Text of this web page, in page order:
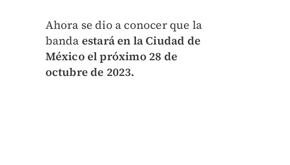
Ahora se dio a conocer que la
banda estará en la Ciudad de
México el próximo 28 de
octubre de 2023.